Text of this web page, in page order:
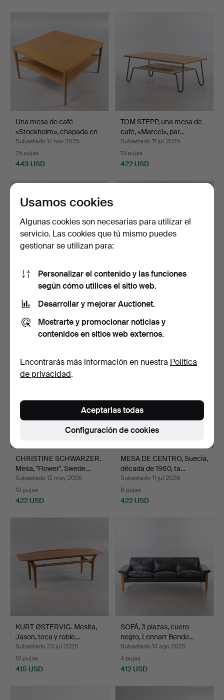
Una mesa de café
«Stockholm», chapada en
r…
Subastado 17 nov 2025
25 pujas
443 USD
TOM STEPP, una mesa de
café, «Marcel», par…
Subastado 11 jul 2025
13 pujas
422 USD
SÖREN NISSEN & EBBE
GEHL. "AK 2552", mesa …
Subastado 8 jun 2026
8 pujas
422 USD
BROBERG &
RIDDERSTRÅLE. "Tati",
9 pujas
422 USD
CHRISTINE SCHWARZER.
Mesa, "Flower". Swede…
Subastado 12 may 2026
10 pujas
422 USD
MESA DE CENTRO, Suecia,
década de 1960, ta…
Subastado 11 jul 2026
8 pujas
422 USD
KURT ØSTERVIG. Mesita,
Jason, teca y roble…
Subastado 23 jul 2025
10 pujas
415 USD
SOFÁ, 3 plazas, cuero
negro, Lennart Bende…
Subastado 14 ago 2025
4 pujas
412 USD
Usamos cookies
Algunas cookies son necesarias para utilizar el
servicio. Las cookies que tú mismo puedes
gestionar se utilizan para:
Personalizar el contenido y las funciones
según cómo utilices el sitio web.
Desarrollar y mejorar Auctionet.
Mostrarte y promocionar noticias y
contenidos en sitios web externos.
Encontrarás más información en nuestra Política
de privacidad.
Configuración de cookies
Aceptarlas todas